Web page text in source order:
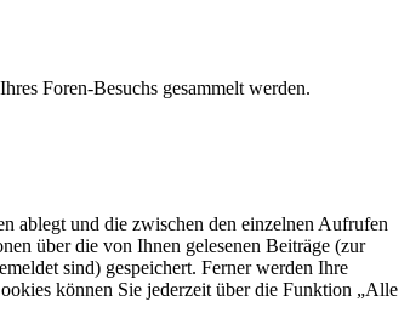
Foren-Besuchs gesammelt werden.
ablegt und die zwischen den einzelnen Aufrufen
über die von Ihnen gelesenen Beiträge (zur
sind) gespeichert. Ferner werden Ihre
können Sie jederzeit über die Funktion „Alle